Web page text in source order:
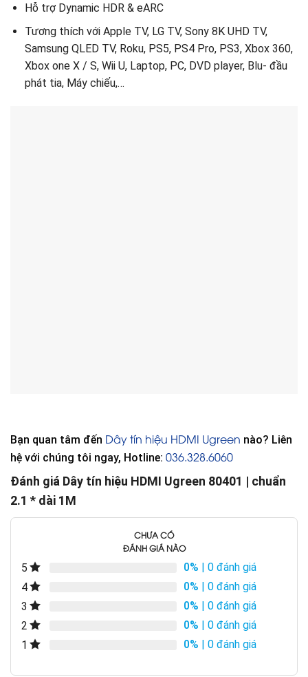
Hỗ trợ Dynamic HDR & eARC
Tương thích với Apple TV, LG TV, Sony 8K UHD TV,
Samsung QLED TV, Roku, PS5, PS4 Pro, PS3, Xbox 360,
Xbox one X / S, Wii U, Laptop, PC, DVD player, Blu- đầu
phát tia, Máy chiếu,…
Bạn quan tâm đến Dây tín hiệu HDMI Ugreen nào? Liên
hệ với chúng tôi ngay, Hotline: 036.328.6060
Đánh giá Dây tín hiệu HDMI Ugreen 80401 | chuẩn
2.1 * dài 1M
CHƯA CÓ
ĐÁNH GIÁ NÀO
5 0% | 0 đánh giá
4
0% | 0 đánh giá
3
0% | 0 đánh giá
2
0% | 0 đánh giá
1
0% | 0 đánh giá